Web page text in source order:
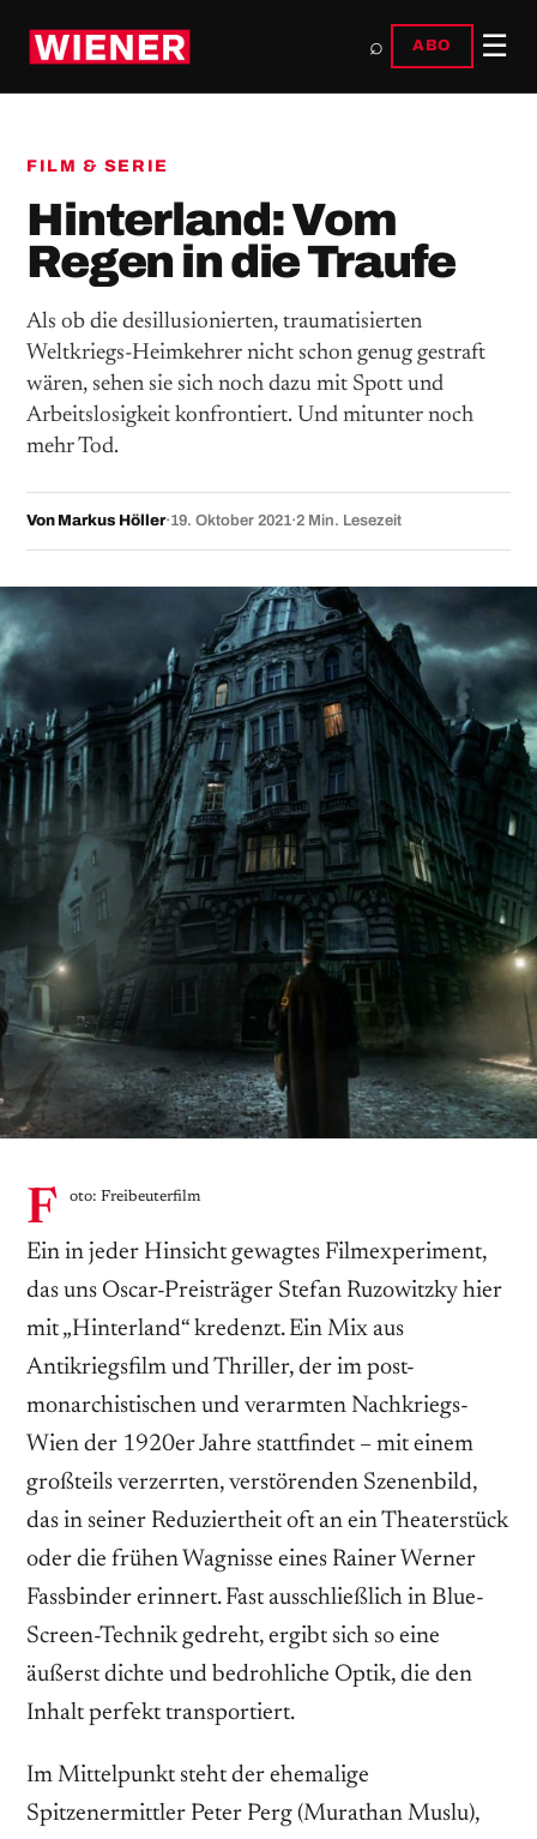
⌕ ABO ☰
FILM & SERIE
Hinterland: Vom
Regen in die Traufe
Als ob die desillusionierten, traumatisierten
Weltkriegs-Heimkehrer nicht schon genug gestraft
wären, sehen sie sich noch dazu mit Spott und
Arbeitslosigkeit konfrontiert. Und mitunter noch
mehr Tod.
Von Markus Höller·19. Oktober 2021·2 Min. Lesezeit
F oto: Freibeuterfilm
Ein in jeder Hinsicht gewagtes Filmexperiment,
das uns Oscar-Preisträger Stefan Ruzowitzky hier
mit „Hinterland“ kredenzt. Ein Mix aus
Antikriegsfilm und Thriller, der im post-
monarchistischen und verarmten Nachkriegs-
Wien der 1920er Jahre stattfindet – mit einem
großteils verzerrten, verstörenden Szenenbild,
das in seiner Reduziertheit oft an ein Theaterstück
oder die frühen Wagnisse eines Rainer Werner
Fassbinder erinnert. Fast ausschließlich in Blue-
Screen-Technik gedreht, ergibt sich so eine
äußerst dichte und bedrohliche Optik, die den
Inhalt perfekt transportiert.
Im Mittelpunkt steht der ehemalige
Spitzenermittler Peter Perg (Murathan Muslu),